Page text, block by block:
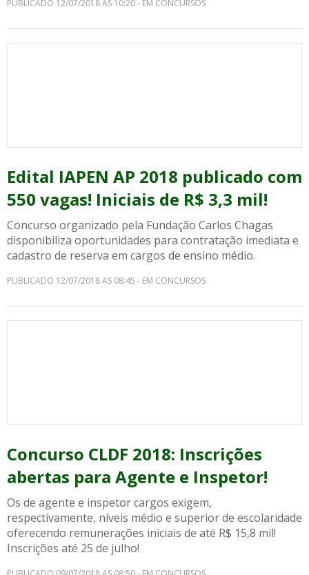
PUBLICADO 12/07/2018 AS 10:20 - EM CONCURSOS
Edital IAPEN AP 2018 publicado com
550 vagas! Iniciais de R$ 3,3 mil!
Concurso organizado pela Fundação Carlos Chagas
disponibiliza oportunidades para contratação imediata e
cadastro de reserva em cargos de ensino médio.
PUBLICADO 12/07/2018 AS 08:45 - EM CONCURSOS
Concurso CLDF 2018: Inscrições
abertas para Agente e Inspetor!
Os de agente e inspetor cargos exigem,
respectivamente, níveis médio e superior de escolaridade
oferecendo remunerações iniciais de até R$ 15,8 mil!
Inscrições até 25 de julho!